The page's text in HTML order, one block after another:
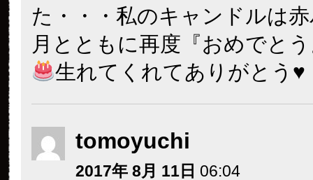
た・・・私のキャンドルは
月とともに再度『おめでと
生れてくれてありがとう♥
tomoyuchi
2017年 8月 11日 06:04